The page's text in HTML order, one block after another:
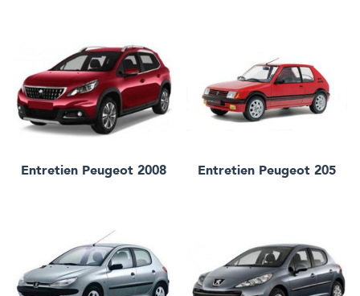
Entretien Peugeot 2008 Entretien Peugeot 205